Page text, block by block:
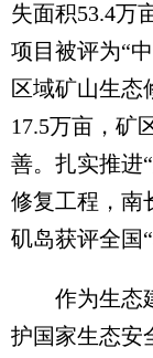
失面积53.4万
项目被评为“
区域矿山生态
17.5万亩，矿
善。扎实推进
修复工程，南
矶岛获评全国“
作为生态建
护国家生态安